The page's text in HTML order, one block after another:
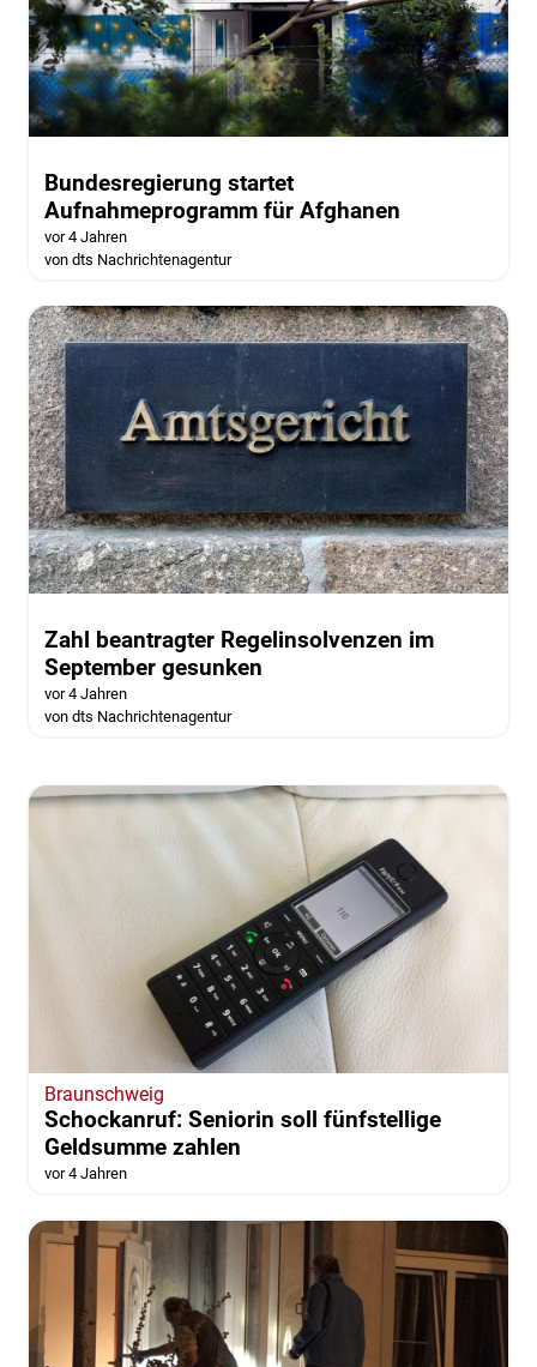
Bundesregierung startet
Aufnahmeprogramm für Afghanen
vor 4 Jahren
von dts Nachrichtenagentur
Zahl beantragter Regelinsolvenzen im
September gesunken
vor 4 Jahren
von dts Nachrichtenagentur
Braunschweig
Schockanruf: Seniorin soll fünfstellige
Geldsumme zahlen
vor 4 Jahren